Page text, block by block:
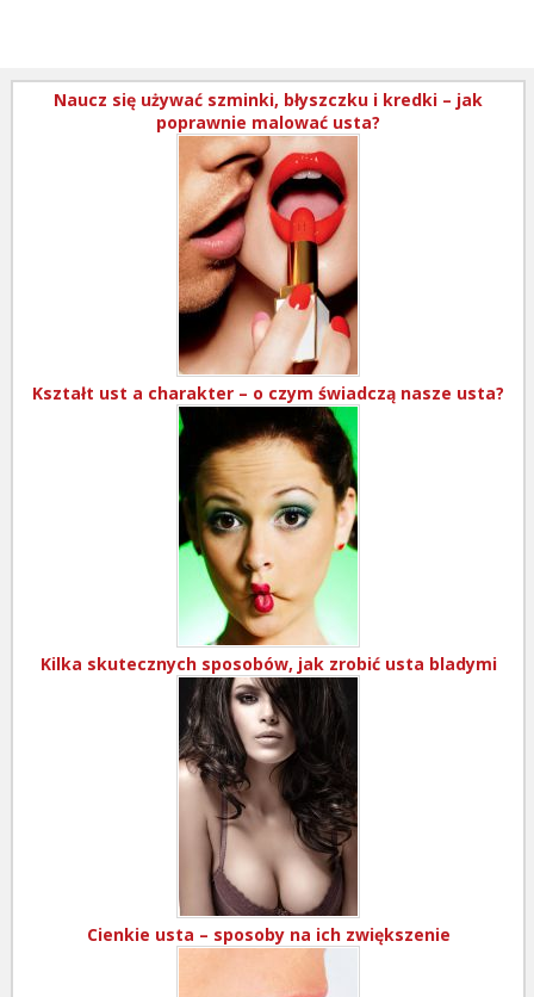
Naucz się używać szminki, błyszczku i kredki – jak
poprawnie malować usta?
Kształt ust a charakter – o czym świadczą nasze usta?
Kilka skutecznych sposobów, jak zrobić usta bladymi
Cienkie usta – sposoby na ich zwiększenie